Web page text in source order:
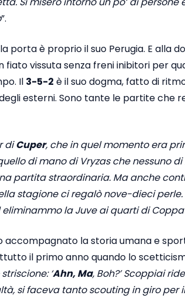
”.
porta è proprio il suo Perugia. E alla
fiato vissuta senza freni inibitori per
Il 3-5-2 è il suo dogma, fatto di
esterni. Sono tante le partite che
diCuper, che in quel momento era
di mano di Vryzas che nessuno
partita straordinaria. Ma anche
stagione ci regalò nove-dieci
eliminammo la Juve ai quarti di
accompagnato la storia umana e
il primo anno quando lo
‘Ahn, Ma, Boh?’ Scoppiai
si faceva tanto scouting in giro per